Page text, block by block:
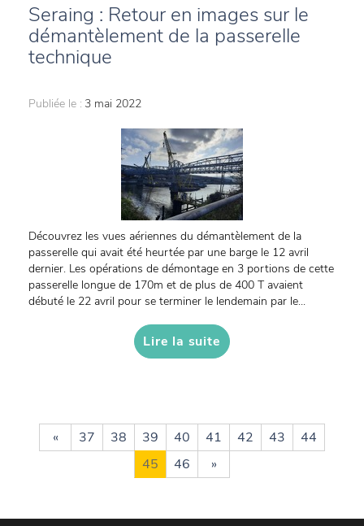
Seraing : Retour en images sur le
démantèlement de la passerelle
technique
Publiée le : 3 mai 2022
Découvrez les vues aériennes du démantèlement de la
passerelle qui avait été heurtée par une barge le 12 avril
dernier. Les opérations de démontage en 3 portions de cette
passerelle longue de 170m et de plus de 400 T avaient
débuté le 22 avril pour se terminer le lendemain par le...
Lire la suite
« 37 38 39 40 41 42 43
44
45
46 »